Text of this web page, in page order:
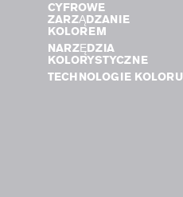
CYFROWE
ZARZĄDZANIE
KOLOREM
NARZĘDZIA
KOLORYSTYCZNE
TECHNOLOGIE KOLORU